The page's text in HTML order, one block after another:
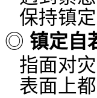
保持镇定
◎ 镇定自
指面对
表面上